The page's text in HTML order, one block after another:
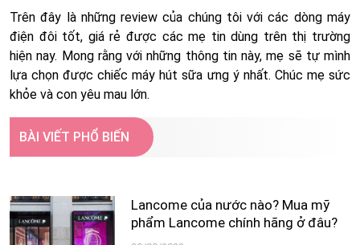
Trên đây là những review của chúng tôi với các dòng máy
điện đôi tốt, giá rẻ được các mẹ tin dùng trên thị trường
hiện nay. Mong rằng với những thông tin này, mẹ sẽ tự mình
lựa chọn được chiếc máy hút sữa ưng ý nhất. Chúc mẹ sức
khỏe và con yêu mau lớn.
BÀI VIẾT PHỔ BIẾN
Lancome của nước nào? Mua mỹ
phẩm Lancome chính hãng ở đâu?